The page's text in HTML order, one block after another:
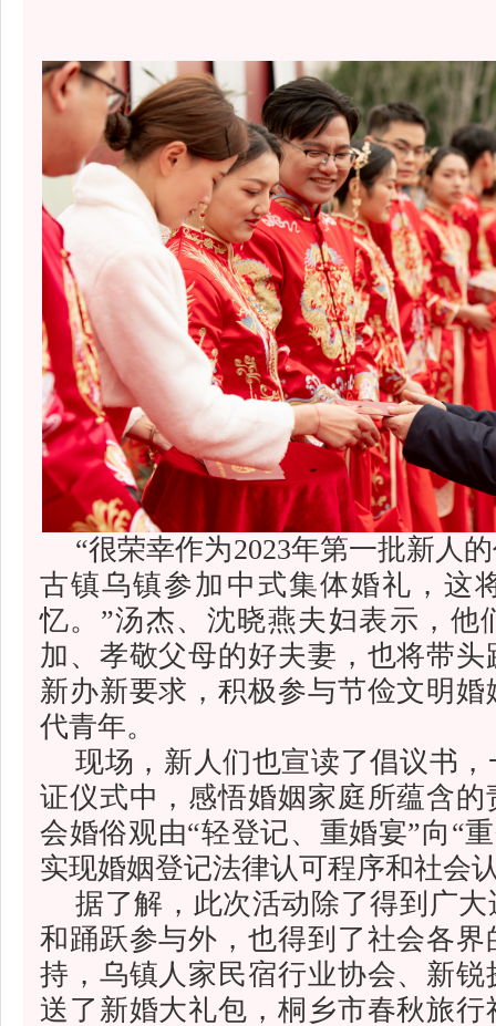
“很荣幸作为2023年第一批新人
古镇乌镇参加中式集体婚礼，这
忆。”汤杰、沈晓燕夫妇表示，他
加、孝敬父母的好夫妻，也将带
新办新要求，积极参与节俭文明
代青年。
现场，新人们也宣读了倡议书
证仪式中，感悟婚姻家庭所蕴含
会婚俗观由“轻登记、重婚宴”向“
实现婚姻登记法律认可程序和社会
据了解，此次活动除了得到广
和踊跃参与外，也得到了社会各
持，乌镇人家民宿行业协会、新
送了新婚大礼包，桐乡市春秋旅